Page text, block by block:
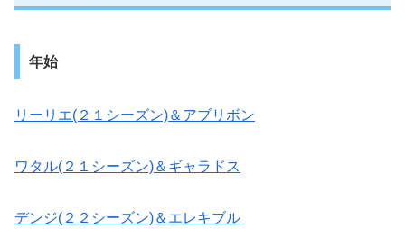
年始
リーリエ(２１シーズン)＆アブリボン
ワタル(２１シーズン)＆ギャラドス
デンジ(２２シーズン)＆エレキブル